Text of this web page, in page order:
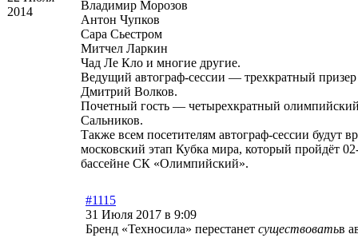
2014
Владимир Морозов
Антон Чупков
Сара Сьестром
Митчел Ларкин
Чад Ле Кло и многие другие.
Ведущий автограф-сессии — трехкратный
Дмитрий Волков.
Почетный гость — четырехкратный
Сальников.
Также всем посетителям автограф-сессии будут
московский этап Кубка мира, который пройдёт
бассейне СК «Олимпийский».
#1115
31 Июля 2017 в 9:09
Бренд «Техносила» перестанет существоватьв